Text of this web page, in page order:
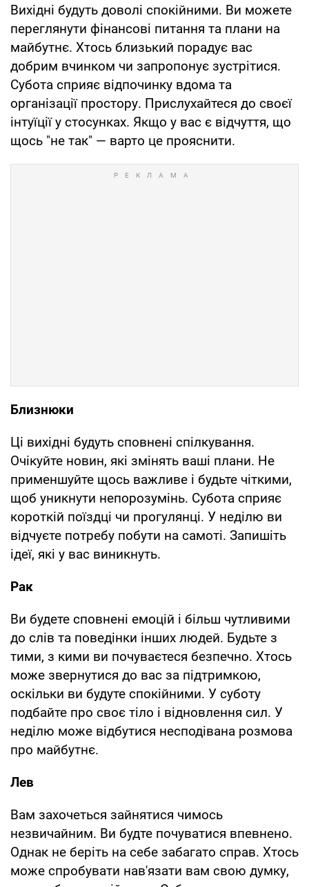
Вихідні будуть доволі спокійними. Ви можете
переглянути фінансові питання та плани на
майбутнє. Хтось близький порадує вас
добрим вчинком чи запропонує зустрітися.
Субота сприяє відпочинку вдома та
організації простору. Прислухайтеся до своєї
інтуїції у стосунках. Якщо у вас є відчуття, що
щось "не так" — варто це прояснити.
Близнюки
Ці вихідні будуть сповнені спілкування.
Очікуйте новин, які змінять ваші плани. Не
применшуйте щось важливе і будьте чіткими,
щоб уникнути непорозумінь. Субота сприяє
короткій поїздці чи прогулянці. У неділю ви
відчуєте потребу побути на самоті. Запишіть
ідеї, які у вас виникнуть.
Рак
Ви будете сповнені емоцій і більш чутливими
до слів та поведінки інших людей. Будьте з
тими, з кими ви почуваєтеся безпечно. Хтось
може звернутися до вас за підтримкою,
оскільки ви будуте спокійними. У суботу
подбайте про своє тіло і відновлення сил. У
неділю може відбутися несподівана розмова
про майбутнє.
Лев
Вам захочеться зайнятися чимось
незвичайним. Ви будте почуватися впевнено.
Однак не беріть на себе забагато справ. Хтось
може спробувати нав'язати вам свою думку,